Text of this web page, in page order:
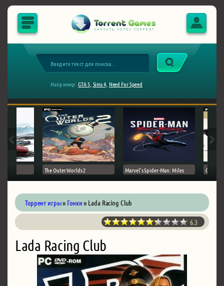
Например: GTA 5, Sims 4, Need For Speed
The Outer Worlds 2 Marvel's Spider-Man: Miles Ghost
Торрент игры» Гонки» Lada Racing Club
6.3
Lada Racing Club